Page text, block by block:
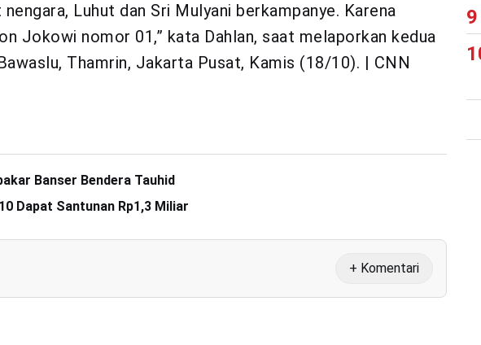
Luhut dan Sri Mulyani berkampanye. Karena
Jokowi nomor 01,” kata Dahlan, saat melaporkan kedua
Thamrin, Jakarta Pusat, Kamis (18/10). | CNN
Banser Bendera Tauhid
Dapat Santunan Rp1,3 Miliar
+ Komentari